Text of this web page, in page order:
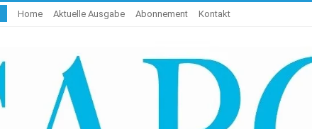
Home Aktuelle Ausgabe Abonnement Kontakt